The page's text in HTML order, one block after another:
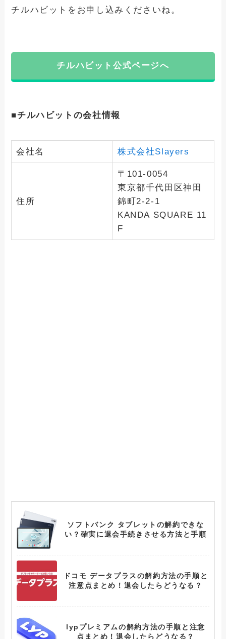
チルハビットをお申し込みくださいね。
チルハビット公式ページへ
■チルハビット の会社情報
会社名 株式会社Slayers
住所
〒101-0054
東京都千代田区神田
錦町2-2-1
KANDA SQUARE 11
F
ソフトバンク タブレットの解約できな
い？確実に退会手続きさせる方法と手順
ドコモ データプラスの解約方法の手順と
注意点まとめ！退会したらどうなる？
lypプレミアムの解約方法の手順と注意
点まとめ！退会したらどうなる？